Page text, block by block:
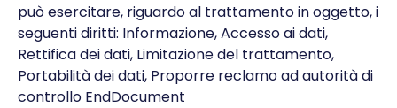
può esercitare, riguardo al trattamento in oggetto, i
seguenti diritti: Informazione, Accesso ai dati,
Rettifica dei dati, Limitazione del trattamento,
Portabilità dei dati, Proporre reclamo ad autorità di
controllo EndDocument